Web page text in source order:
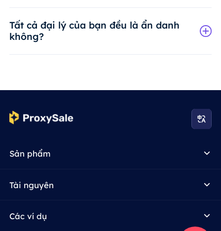
Tất cả đại lý của bạn đều là ẩn danh
không?
Sản phẩm
Tài nguyên
Các ví dụ